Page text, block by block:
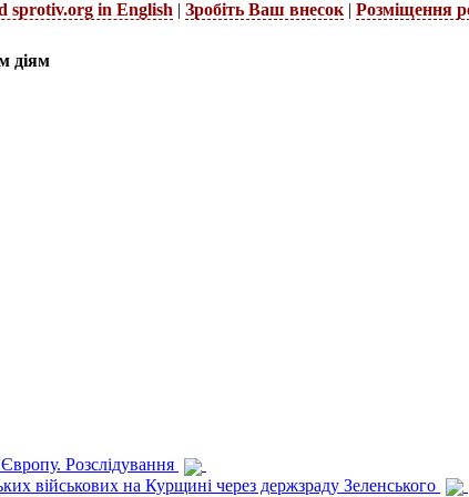
sprotiv.org in English | Зробіть Ваш внесок | Розміщення
діям
Розслідування
військових на Курщині через держзраду Зеленського